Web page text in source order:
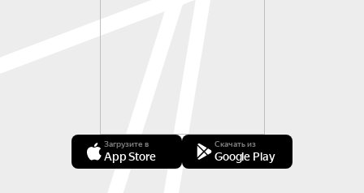
Загрузите в
App Store
Скачать из
Google Play